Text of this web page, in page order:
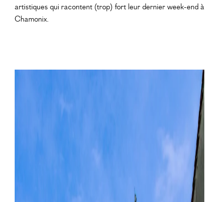
artistiques qui racontent (trop) fort leur dernier week-end à
Chamonix.